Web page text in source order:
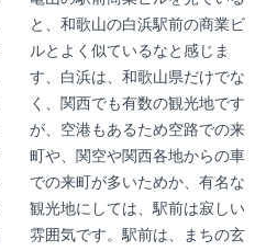
と、和歌山の白浜駅前の商業ビ
ルとよく似ているなと感じま
す、白浜は、和歌山県だけでな
く、関西でも有数の観光地です
が、空港もあるため空路での来
町や、関空や関西各地からの車
での来町が多いためか、有名な
観光地にしては、駅前は寂しい
雰囲気です。駅前は、まちの玄